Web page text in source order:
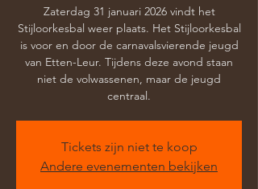
Zaterdag 31 januari 2026 vindt het
Stijloorkesbal weer plaats. Het Stijloorkesbal
is voor en door de carnavalsvierende jeugd
van Etten-Leur. Tijdens deze avond staan
niet de volwassenen, maar de jeugd
centraal.
Tickets zijn niet te koop
Andere evenementen bekijken